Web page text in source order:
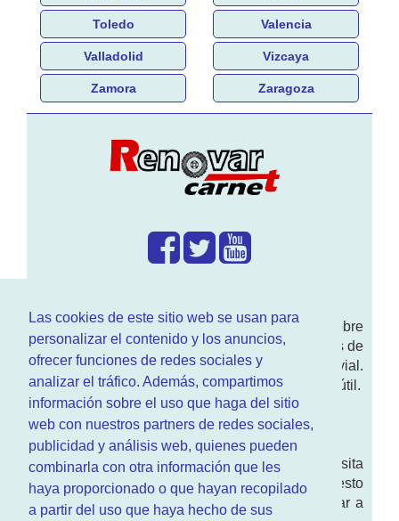
Las cookies de este sitio web se usan para
personalizar el contenido y los anuncios,
ofrecer funciones de redes sociales y
analizar el tráfico. Además, compartimos
información sobre el uso que haga del sitio
web con nuestros partners de redes sociales,
publicidad y análisis web, quienes pueden
combinarla con otra información que les
haya proporcionado o que hayan recopilado
a partir del uso que haya hecho de sus
Toledo Valencia
Valladolid Vizcaya
Zamora Zaragoza
Enwww.RenovarCarnet.comTe contamos sobre
larenovación del permisode conducir, noticias de
actualidad motor y sobre todo seguridad vial.
Ademas tenemos todo tipo de información DGT útil.
¿Quienes somos?
Quieres saber quien mantiene la pagina, visita
nuestrasección de contacto. Aquí tienes nuesto
aviso legal
. Basicamente no queremos engañar a